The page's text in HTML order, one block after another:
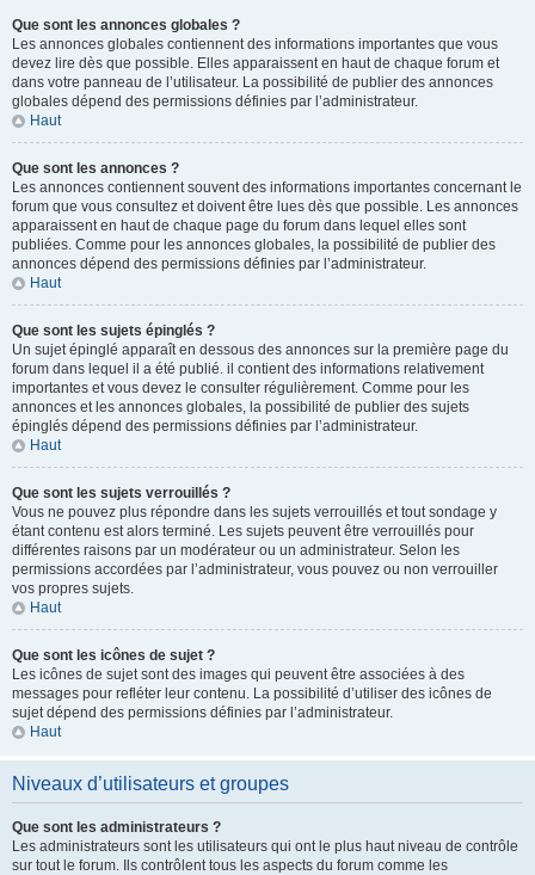
Que sont les annonces globales ?
Les annonces globales contiennent des informations importantes que vous
devez lire dès que possible. Elles apparaissent en haut de chaque forum et
dans votre panneau de l’utilisateur. La possibilité de publier des annonces
globales dépend des permissions définies par l’administrateur.
Haut
Que sont les annonces ?
Les annonces contiennent souvent des informations importantes concernant le
forum que vous consultez et doivent être lues dès que possible. Les annonces
apparaissent en haut de chaque page du forum dans lequel elles sont
publiées. Comme pour les annonces globales, la possibilité de publier des
annonces dépend des permissions définies par l’administrateur.
Haut
Que sont les sujets épinglés ?
Un sujet épinglé apparaît en dessous des annonces sur la première page du
forum dans lequel il a été publié. il contient des informations relativement
importantes et vous devez le consulter régulièrement. Comme pour les
annonces et les annonces globales, la possibilité de publier des sujets
épinglés dépend des permissions définies par l’administrateur.
Haut
Que sont les sujets verrouillés ?
Vous ne pouvez plus répondre dans les sujets verrouillés et tout sondage y
étant contenu est alors terminé. Les sujets peuvent être verrouillés pour
différentes raisons par un modérateur ou un administrateur. Selon les
permissions accordées par l’administrateur, vous pouvez ou non verrouiller
vos propres sujets.
Haut
Que sont les icônes de sujet ?
Les icônes de sujet sont des images qui peuvent être associées à des
messages pour refléter leur contenu. La possibilité d’utiliser des icônes de
sujet dépend des permissions définies par l’administrateur.
Haut
Niveaux d’utilisateurs et groupes
Que sont les administrateurs ?
Les administrateurs sont les utilisateurs qui ont le plus haut niveau de contrôle
sur tout le forum. Ils contrôlent tous les aspects du forum comme les